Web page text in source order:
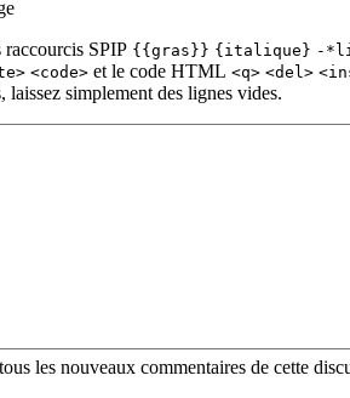
raccourcis SPIP {{gras}} {italique} -
<code> et le code HTML <q> <del>
laissez simplement des lignes vides.
les nouveaux commentaires de cette